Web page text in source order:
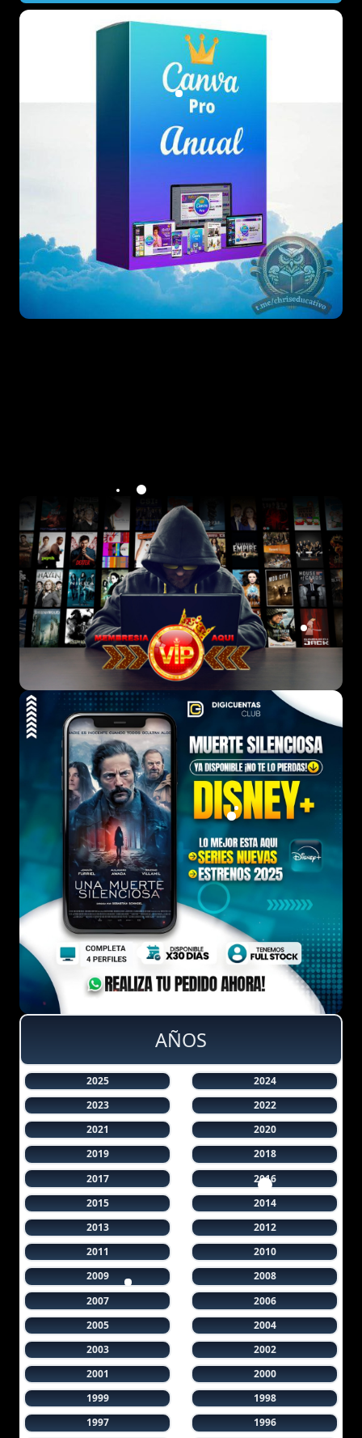
AÑOS
2025
2024
2023
2022
2021
2020
2019
2018
2017
2016
2015
2014
2013
2012
2011
2010
2009
2008
2007
2006
2005
2004
2003
2002
2001
2000
1999
1998
1997
1996